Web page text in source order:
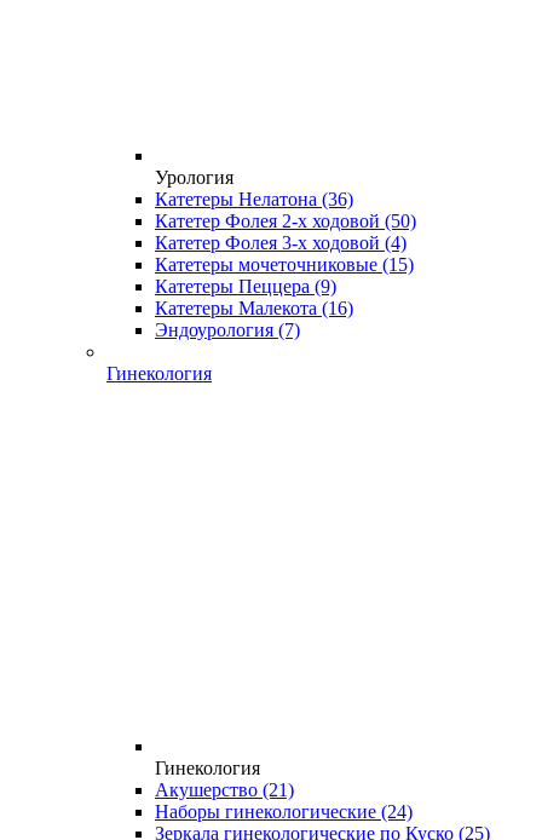
Урология
Катетеры Нелатона (36)
Катетер Фолея 2-х ходовой (50)
Катетер Фолея 3-х ходовой (4)
Катетеры мочеточниковые (15)
Катетеры Пеццера (9)
Катетеры Малекота (16)
Эндоурология (7)
Гинекология
Гинекология
Акушерство (21)
Наборы гинекологические (24)
Зеркала гинекологические по Куско (25)